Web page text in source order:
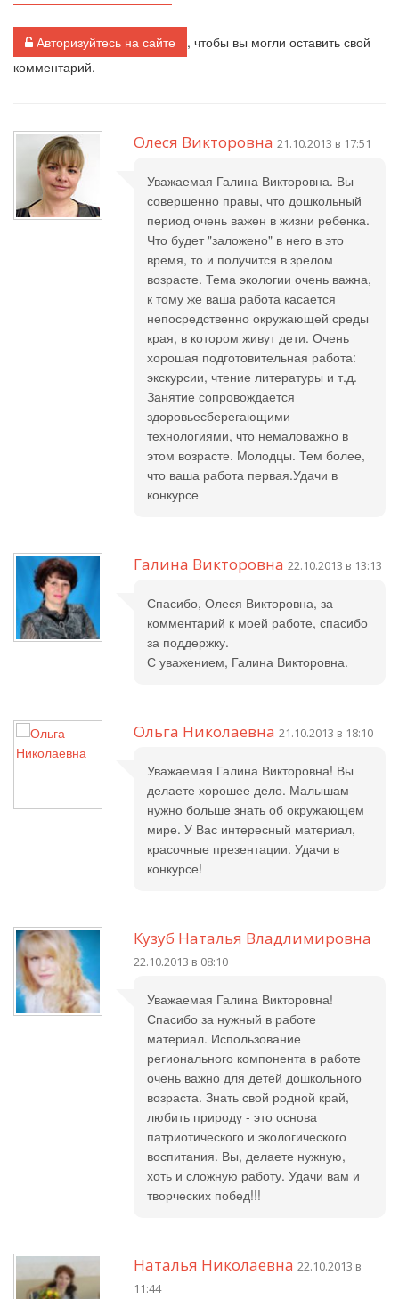
Авторизуйтесь на сайте
, чтобы вы могли оставить свой
комментарий.
Олеся Викторовна 21.10.2013 в 17:51
Уважаемая Галина Викторовна. Вы
совершенно правы, что дошкольный
период очень важен в жизни ребенка.
Что будет "заложено" в него в это
время, то и получится в зрелом
возрасте. Тема экологии очень важна,
к тому же ваша работа касается
непосредственно окружающей среды
края, в котором живут дети. Очень
хорошая подготовительная работа:
экскурсии, чтение литературы и т.д.
Занятие сопровождается
здоровьесберегающими
технологиями, что немаловажно в
этом возрасте. Молодцы. Тем более,
что ваша работа первая.Удачи в
конкурсе
Галина Викторовна 22.10.2013 в 13:13
Спасибо, Олеся Викторовна, за
комментарий к моей работе, спасибо
за поддержку.
С уважением, Галина Викторовна.
Ольга Николаевна 21.10.2013 в 18:10
Уважаемая Галина Викторовна! Вы
делаете хорошее дело. Малышам
нужно больше знать об окружающем
мире. У Вас интересный материал,
красочные презентации. Удачи в
конкурсе!
Кузуб Наталья Владлимировна
22.10.2013 в 08:10
Уважаемая Галина Викторовна!
Спасибо за нужный в работе
материал. Использование
регионального компонента в работе
очень важно для детей дошкольного
возраста. Знать свой родной край,
любить природу - это основа
патриотического и экологического
воспитания. Вы, делаете нужную,
хоть и сложную работу. Удачи вам и
творческих побед!!!
Наталья Николаевна 22.10.2013 в
11:44